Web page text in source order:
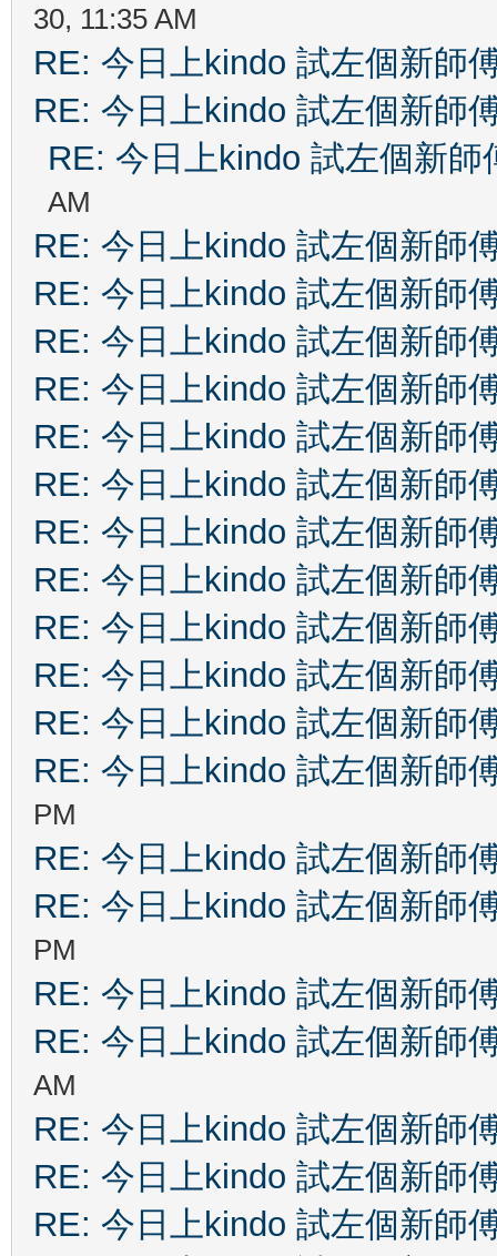
30, 11:35 AM
RE: 今日上kindo 試左個新師
RE: 今日上kindo 試左個新師
RE: 今日上kindo 試左個新師
AM
RE: 今日上kindo 試左個新師
RE: 今日上kindo 試左個新師
RE: 今日上kindo 試左個新師
RE: 今日上kindo 試左個新師
RE: 今日上kindo 試左個新師
RE: 今日上kindo 試左個新師
RE: 今日上kindo 試左個新師
RE: 今日上kindo 試左個新師
RE: 今日上kindo 試左個新師
RE: 今日上kindo 試左個新師
RE: 今日上kindo 試左個新師
RE: 今日上kindo 試左個新師
PM
RE: 今日上kindo 試左個新師
RE: 今日上kindo 試左個新師
PM
RE: 今日上kindo 試左個新師
RE: 今日上kindo 試左個新師
AM
RE: 今日上kindo 試左個新師
RE: 今日上kindo 試左個新師
RE: 今日上kindo 試左個新師